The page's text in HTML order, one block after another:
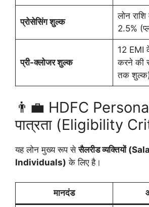
प्रोसेसिंग शुल्क
लोन
2.5%
प्री-क्लोजर शुल्क
12 EMI
करने की
तक
👨‍💼 HDFC
पात्रता (Eligibility
यह लोन मुख्य रूप सेसैलरीड व्यक्तियों
Individuals) के लिए है।
मानदंड